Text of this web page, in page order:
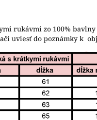
rukávmi zo 100%
uviesť do poznámky k